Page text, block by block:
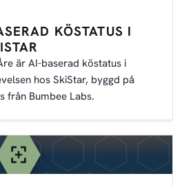
KÖSTATUS I
är AI-baserad köstatus i
hos SkiStar, byggd på
från Bumbee Labs.